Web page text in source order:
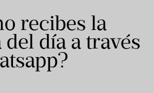
recibes la
día a través